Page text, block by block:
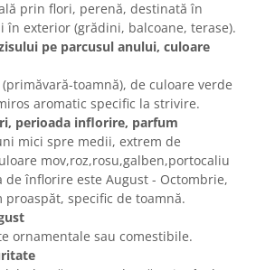
prin flori, perenă, destinată în
exterior (grădini, balcoane, terase).
pe parcusul anului, culoare
toamnă), de culoare verde
aromatic specific la strivire.
perioada inflorire, parfum
mici spre medii, extrem de
mov,roz,rosu,galben,portocaliu
de înflorire este August - Octombrie,
specific de toamnă.
ornamentale sau comestibile.